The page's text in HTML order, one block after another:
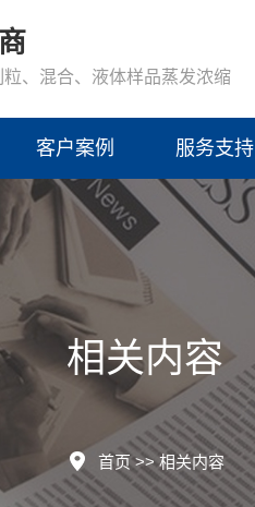
、混合、液体样品蒸发浓缩
客户案例 服务支持
相关内容
首页>>相关内容